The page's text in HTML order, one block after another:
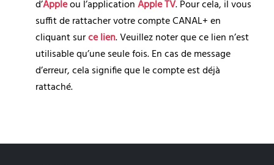
d’Apple ou l’application Apple TV. Pour cela, il vous
suffit de rattacher votre compte CANAL+ en
cliquant sur ce lien. Veuillez noter que ce lien n’est
utilisable qu’une seule fois. En cas de message
d’erreur, cela signifie que le compte est déjà
rattaché.